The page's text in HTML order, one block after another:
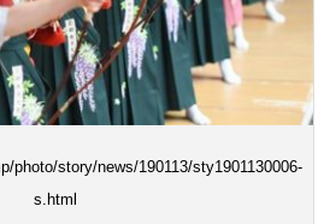
photo/story/news/190113/sty1901130006-
s.html